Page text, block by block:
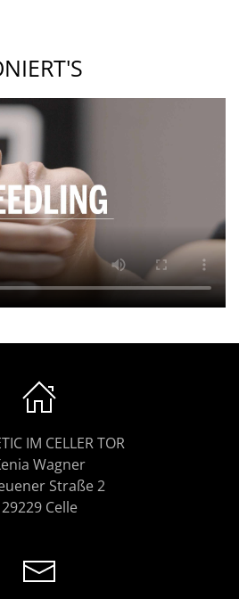
IM CELLER TOR
Wagner
Straße 2
29229 Celle